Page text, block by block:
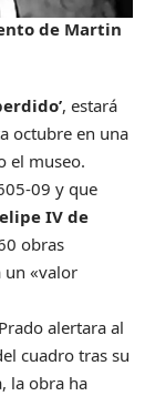
de Martin
, estará
octubre en una
el museo.
09 y que
IV de
obras
un «valor
alertara al
cuadro tras su
la obra ha